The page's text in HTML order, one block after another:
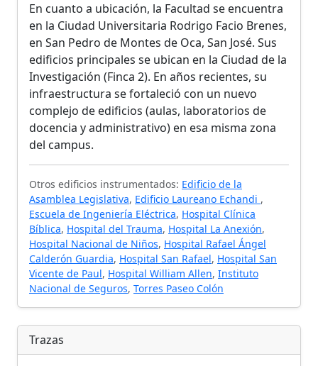
En cuanto a ubicación, la Facultad se encuentra
en la Ciudad Universitaria Rodrigo Facio Brenes,
en San Pedro de Montes de Oca, San José. Sus
edificios principales se ubican en la Ciudad de la
Investigación (Finca 2). En años recientes, su
infraestructura se fortaleció con un nuevo
complejo de edificios (aulas, laboratorios de
docencia y administrativo) en esa misma zona
del campus.
Otros edificios instrumentados: Edificio de la
Asamblea Legislativa, Edificio Laureano Echandi ,
Escuela de Ingeniería Eléctrica, Hospital Clínica
Bíblica, Hospital del Trauma, Hospital La Anexión,
Hospital Nacional de Niños, Hospital Rafael Ángel
Calderón Guardia, Hospital San Rafael, Hospital San
Vicente de Paul, Hospital William Allen, Instituto
Nacional de Seguros, Torres Paseo Colón
Trazas